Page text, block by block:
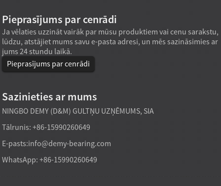
Pieprasījums par cenrādi
Ja vēlaties uzzināt vairāk par mūsu produktiem vai cenu sarakstu,
lūdzu, atstājiet mums savu e-pasta adresi, un mēs sazināsimies ar
jums 24 stundu laikā.
Pieprasījums par cenrādi
Sazinieties ar mums
NINGBO DEMY (D&M) GULTŅU UZŅĒMUMS, SIA
Tālrunis: +86-15990260649
E-pasts:info@demy-bearing.com
WhatsApp: +86-15990260649